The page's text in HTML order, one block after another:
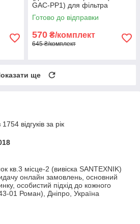
GAC-PP1) для фільтра
зворотного осмосу
(CPV3ECOSTD)
Готово до відправки
570 ₴/комплект
645 ₴/комплект
ще
відгуків за рік
кв.3 місце-2 (вивіска SANTEXNIK)
онлайн замовлень, основний
особистий підхід до кожного
01 Роман), Дніпро, Україна